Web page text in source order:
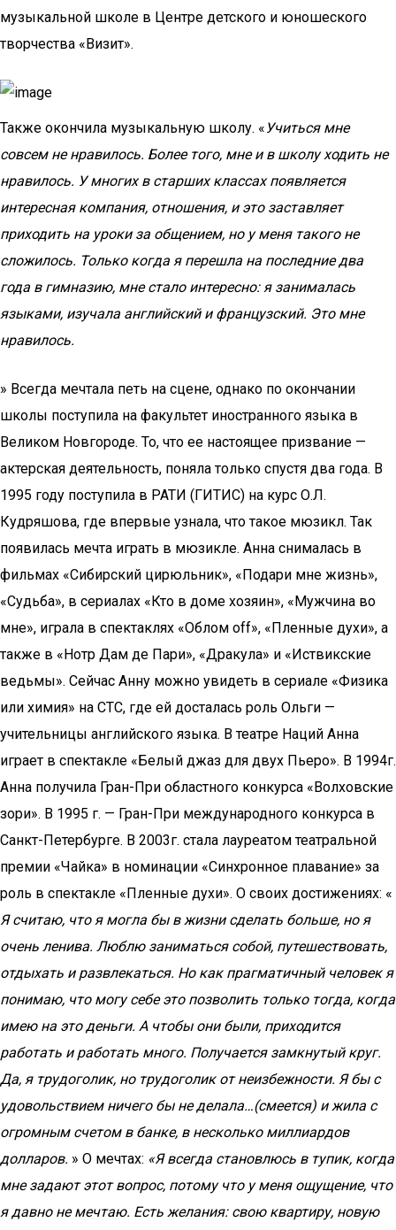
музыкальной школе в Центре детского и юношеского
творчества «Визит».
Также окончила музыкальную школу. «Учиться мне
совсем не нравилось. Более того, мне и в школу ходить не
нравилось. У многих в старших классах появляется
интересная компания, отношения, и это заставляет
приходить на уроки за общением, но у меня такого не
сложилось. Только когда я перешла на последние два
года в гимназию, мне стало интересно: я занималась
языками, изучала английский и французский. Это мне
нравилось.
» Всегда мечтала петь на сцене, однако по окончании
школы поступила на факультет иностранного языка в
Великом Новгороде. То, что ее настоящее призвание —
актерская деятельность, поняла только спустя два года. В
1995 году поступила в РАТИ (ГИТИС) на курс О.Л.
Кудряшова, где впервые узнала, что такое мюзикл. Так
появилась мечта играть в мюзикле. Анна снималась в
фильмах «Сибирский цирюльник», «Подари мне жизнь»,
«Судьба», в сериалах «Кто в доме хозяин», «Мужчина во
мне», играла в спектаклях «Облом off», «Пленные духи», а
также в «Нотр Дам де Пари», «Дракула» и «Иствикские
ведьмы». Сейчас Анну можно увидеть в сериале «Физика
или химия» на СТС, где ей досталась роль Ольги —
учительницы английского языка. В театре Наций Анна
играет в спектакле «Белый джаз для двух Пьеро». В 1994г.
Анна получила Гран-При областного конкурса «Волховские
зори». В 1995 г. — Гран-При международного конкурса в
Санкт-Петербурге. В 2003г. стала лауреатом театральной
премии «Чайка» в номинации «Синхронное плавание» за
роль в спектакле «Пленные духи». О своих достижениях: «
Я считаю, что я могла бы в жизни сделать больше, но я
очень ленива. Люблю заниматься собой, путешествовать,
отдыхать и развлекаться. Но как прагматичный человек я
понимаю, что могу себе это позволить только тогда, когда
имею на это деньги. А чтобы они были, приходится
работать и работать много. Получается замкнутый круг.
Да, я трудоголик, но трудоголик от неизбежности. Я бы с
удовольствием ничего бы не делала…(смеется) и жила с
огромным счетом в банке, в несколько миллиардов
долларов. » О мечтах: «Я всегда становлюсь в тупик, когда
мне задают этот вопрос, потому что у меня ощущение, что
я давно не мечтаю. Есть желания: свою квартиру, новую